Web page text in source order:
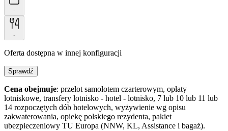
-
-
Oferta dostępna w innej konfiguracji
Sprawdź
Cena obejmuje: przelot samolotem czarterowym, opłaty
lotniskowe, transfery lotnisko - hotel - lotnisko, 7 lub 10 lub 11 lub
14 rozpoczętych dób hotelowych, wyżywienie wg opisu
zakwaterowania, opiekę polskiego rezydenta, pakiet
ubezpieczeniowy TU Europa (NNW, KL, Assistance i bagaż).